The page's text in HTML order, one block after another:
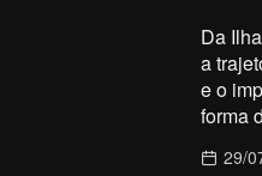
Da
a
e o
forma
29/